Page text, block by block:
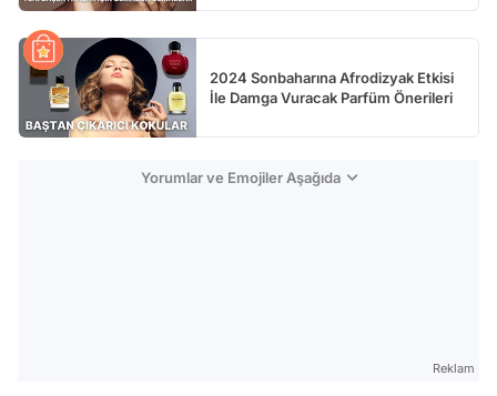
2024 Sonbaharına Afrodizyak Etkisi
İle Damga Vuracak Parfüm Önerileri
Yorumlar ve Emojiler Aşağıda
Reklam